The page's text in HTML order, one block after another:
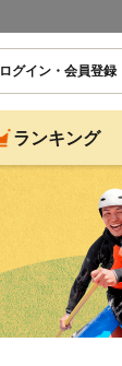
ログイン・会員登録
ランキング